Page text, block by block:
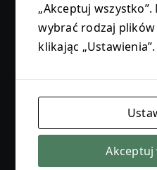
Ministerstwo
Poradnia
„Akceptuj
wybrać rodzaj
klikając „Ustawienia”.
Akceptuj